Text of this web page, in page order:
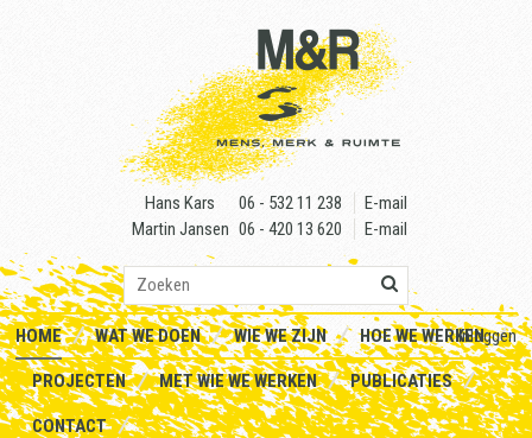
Hans Kars 06 - 532 11 238
E-mail
Martin Jansen 06 - 420 13 620 E-mail
HOME WAT WE DOEN WIE WE ZIJN HOE WE WERKEN
PROJECTEN MET WIE WE WERKEN PUBLICATIES
CONTACT
Inloggen